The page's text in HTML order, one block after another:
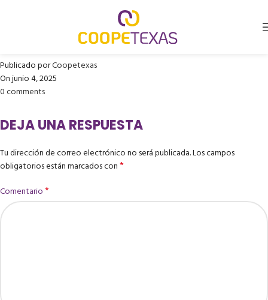
OPTICENTRO C.CIAL. CENTRO
Publicado porCoopetexas
On junio 4, 2025
0comments
DEJA UNA RESPUESTA
Tu dirección de correo electrónico no será publicada.Los campos
obligatorios están marcados con*
Comentario*